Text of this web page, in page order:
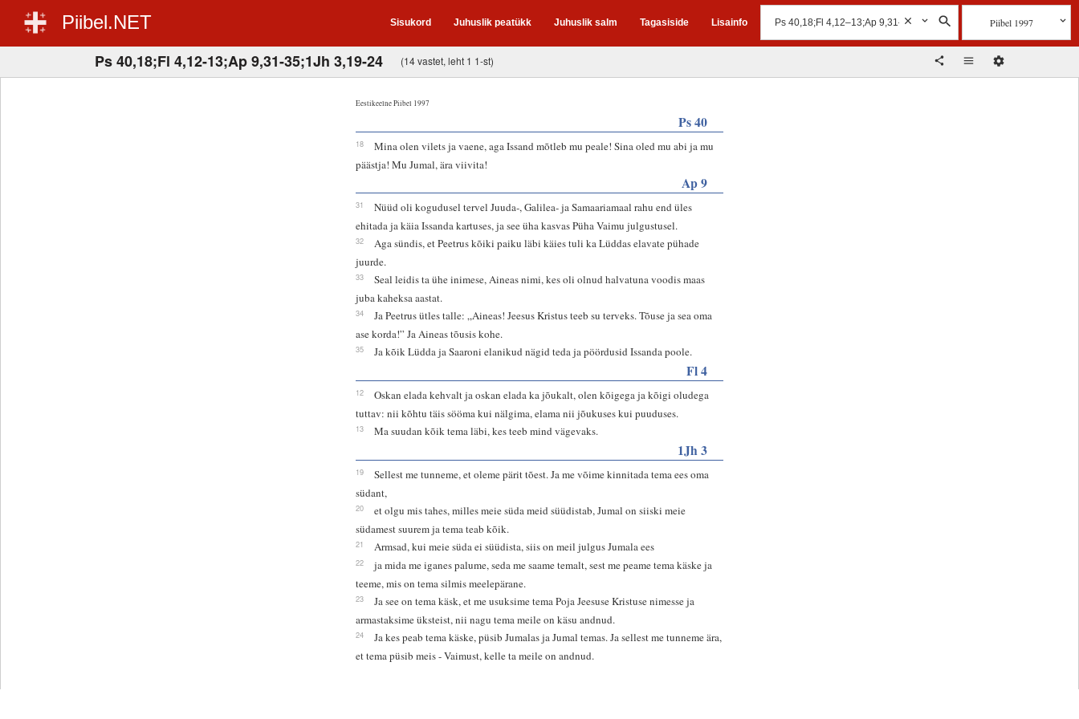
Piibel.NET Sisukord Juhuslik peatükk Juhuslik salm Tagasiside Lisainfo Piibel 1997
Ps 40,18;Fl 4,12-13;Ap 9,31-35;1Jh 3,19-24 (14 vastet, leht 1 1-st)
Eestikeelne Piibel 1997
Ps 40
18
Mina olen vilets ja vaene, aga Issand mõtleb mu peale! Sina oled mu abi ja mu
päästja! Mu Jumal, ära viivita!
Ap 9
31
Nüüd oli kogudusel tervel Juuda-, Galilea- ja Samaariamaal rahu end üles
ehitada ja käia Issanda kartuses, ja see üha kasvas Püha Vaimu julgustusel.
32
Aga sündis, et Peetrus kõiki paiku läbi käies tuli ka Lüddas elavate pühade
juurde.
33
Seal leidis ta ühe inimese, Aineas nimi, kes oli olnud halvatuna voodis maas
juba kaheksa aastat.
34
Ja Peetrus ütles talle: „Aineas! Jeesus Kristus teeb su terveks. Tõuse ja sea oma
ase korda!” Ja Aineas tõusis kohe.
35 Ja kõik Lüdda ja Saaroni elanikud nägid teda ja pöördusid Issanda poole.
Fl 4
12
Oskan elada kehvalt ja oskan elada ka jõukalt, olen kõigega ja kõigi oludega
tuttav: nii kõhtu täis sööma kui nälgima, elama nii jõukuses kui puuduses.
13 Ma suudan kõik tema läbi, kes teeb mind vägevaks.
1Jh 3
19
Sellest me tunneme, et oleme pärit tõest. Ja me võime kinnitada tema ees oma
südant,
20
et olgu mis tahes, milles meie süda meid süüdistab, Jumal on siiski meie
südamest suurem ja tema teab kõik.
21 Armsad, kui meie süda ei süüdista, siis on meil julgus Jumala ees
22
ja mida me iganes palume, seda me saame temalt, sest me peame tema käske ja
teeme, mis on tema silmis meelepärane.
23
Ja see on tema käsk, et me usuksime tema Poja Jeesuse Kristuse nimesse ja
armastaksime üksteist, nii nagu tema meile on käsu andnud.
24
Ja kes peab tema käske, püsib Jumalas ja Jumal temas. Ja sellest me tunneme ära,
et tema püsib meis - Vaimust, kelle ta meile on andnud.